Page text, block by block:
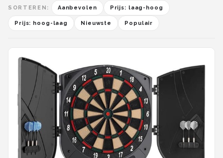
SORTEREN: Aanbevolen Prijs: laag-hoog
Prijs: hoog-laag Nieuwste Populair